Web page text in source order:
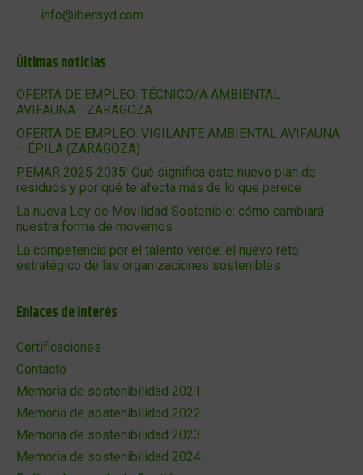
info@ibersyd.com
Últimas noticias
OFERTA DE EMPLEO: TÉCNICO/A AMBIENTAL
AVIFAUNA– ZARAGOZA
OFERTA DE EMPLEO: VIGILANTE AMBIENTAL AVIFAUNA
– ÉPILA (ZARAGOZA)
PEMAR 2025‑2035: Qué significa este nuevo plan de
residuos y por qué te afecta más de lo que parece
La nueva Ley de Movilidad Sostenible: cómo cambiará
nuestra forma de movernos
La competencia por el talento verde: el nuevo reto
estratégico de las organizaciones sostenibles
Enlaces de interés
Certificaciones
Contacto
Memoria de sostenibilidad 2021
Memoria de sostenibilidad 2022
Memoria de sostenibilidad 2023
Memoria de sostenibilidad 2024